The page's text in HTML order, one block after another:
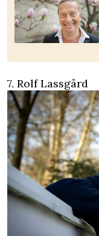
7. Rolf Lassgård